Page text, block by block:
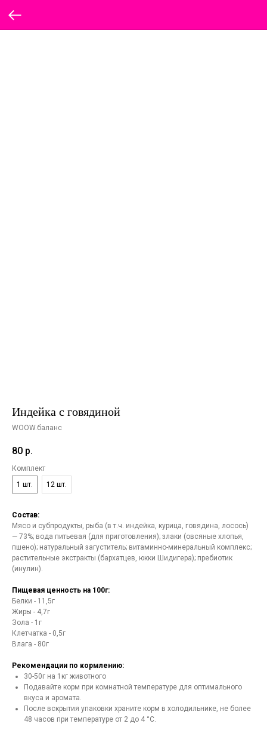
Индейка с говядиной
WOOW.баланс
80 р.
Комплект
1 шт.
12 шт.
Состав:
Мясо и субпродукты, рыба (в т.ч. индейка, курица, говядина, лосось)
— 73%; вода питьевая (для приготовления); злаки (овсяные хлопья,
пшено); натуральный загуститель; витаминно-минеральный комплекс;
растительные экстракты (бархатцев, юкки Шидигера); пребиотик
(инулин).
Пищевая ценность на 100г:
Белки - 11,5г
Жиры - 4,7г
Зола - 1г
Клетчатка - 0,5г
Влага - 80г
Рекомендации по кормлению:
30-50г на 1кг животного
Подавайте корм при комнатной температуре для оптимального
вкуса и аромата.
После вскрытия упаковки храните корм в холодильнике, не более
48 часов при температуре от 2 до 4 °C.